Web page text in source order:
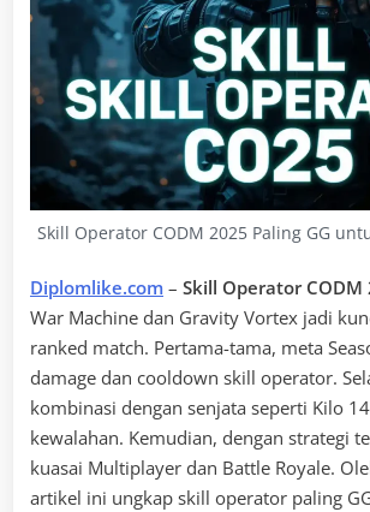
Skill Operator CODM 2025 Paling GG
Diplomlike.com – Skill Operator CODM
War Machine dan Gravity Vortex jadi
ranked match. Pertama-tama, meta
damage dan cooldown skill operator.
kombinasi dengan senjata seperti Kilo
kewalahan. Kemudian, dengan strategi
kuasai Multiplayer dan Battle Royale.
artikel ini ungkap skill operator paling